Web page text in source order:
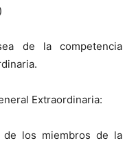
de la competencia
Extraordinaria:
de los miembros de la